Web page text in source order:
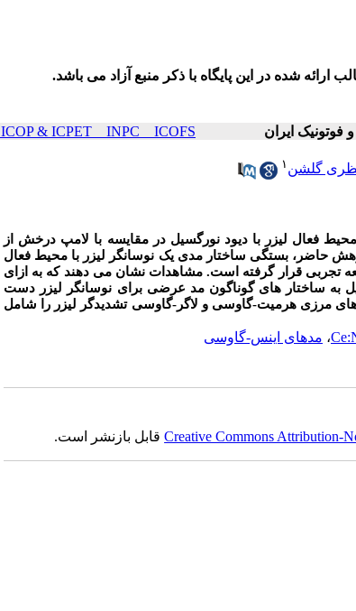
ارائه شده در این پایگاه با ذکر منبع آزاد می باشد.
ICOP & ICPET _ INPC _ ICOFS سال۲۵ صفحات ۵۹۶-۵۹۳
نظری گلشن ۱
فعال لیزر با دیود نورگسیل در مقایسه با لامپ درخش از
حاضر، بستگی ساختار مدی یک نوسانگر لیزر با محیط فعال
تجربی قرار گرفته است. مشاهدات نشان می دهند که به ازای
به ساختار های گوناگون مد عرضی برای نوسانگر لیزر دست
مرزی هرمیت-گاوسی و لاگر-گاوسی تشدیدگر لیزر را شامل
، مدهای اینس-گاوسی
Creative Commons Attribution-قابل بازنشر است.